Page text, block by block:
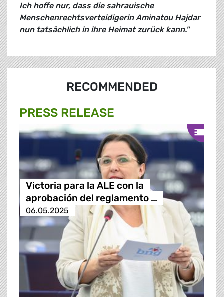
Ich hoffe nur, dass die sahrauische
Menschenrechtsverteidigerin Aminatou Hajdar
nun tatsächlich in ihre Heimat zurück kann."
RECOMMENDED
PRESS RELEASE
Victoria para la ALE con la
aprobación del reglamento …
06.05.2025